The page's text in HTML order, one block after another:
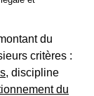
du
critères :
, discipline
du